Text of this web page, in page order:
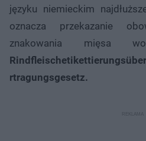
języku niemieckim
oznacza przekazanie
znakowania mięsa
rtragungsgesetz.